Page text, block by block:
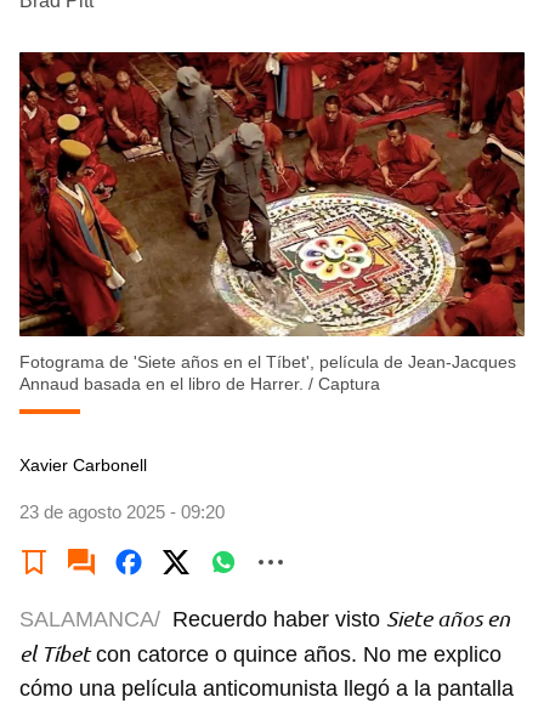
Fotograma de 'Siete años en el Tíbet', película de Jean-Jacques
Annaud basada en el libro de Harrer. / Captura
Xavier Carbonell
23 de agosto 2025 - 09:20
SALAMANCA/ Recuerdo haber visto Siete años en
el Tíbetcon catorce o quince años. No me explico
cómo una película anticomunista llegó a la pantalla